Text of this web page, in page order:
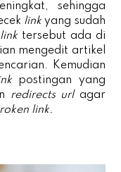
sehingga
linkyang sudah
tersebut ada di
mengedit artikel
Kemudian
postingan yang
redirects url agar
link.